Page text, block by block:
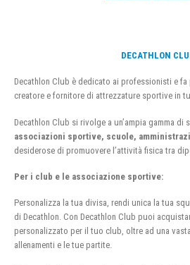
DECATHLON
Decathlon Club è dedicato ai professionisti e
creatore e fornitore di attrezzature sportive in
Decathlon Club si rivolge a un’ampia gamma di
associazioni sportive, scuole,
desiderose di promuovere l’attività fisica tra
Per i club e le associazione sportive:
Personalizza la tua divisa, rendi unica la tua
di Decathlon. Con Decathlon Club puoi
personalizzato per il tuo club, oltre ad una
allenamenti e le tue partite.